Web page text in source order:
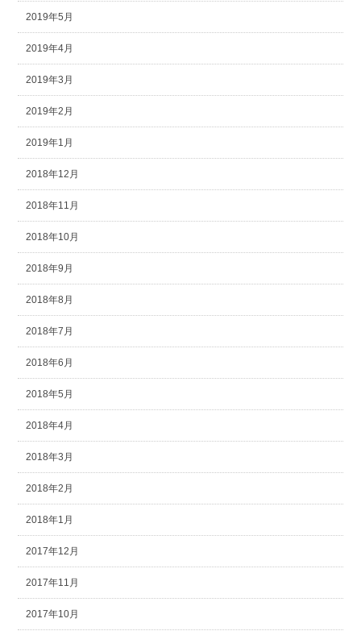
2019年5月
2019年4月
2019年3月
2019年2月
2019年1月
2018年12月
2018年11月
2018年10月
2018年9月
2018年8月
2018年7月
2018年6月
2018年5月
2018年4月
2018年3月
2018年2月
2018年1月
2017年12月
2017年11月
2017年10月